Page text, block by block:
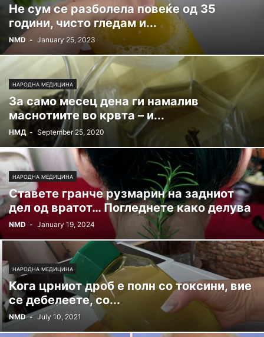
Не сум се разболела повеќе од 35
години, чисто гледам и...
NMD - January 25, 2023
НАРОДНА МЕДИЦИНА
За само месец дена ги намалив
маснотиите во крвта – и...
НМД - September 25, 2020
НАРОДНА МЕДИЦИНА
Ставете гранче рузмарин на задниот
дел од вратот… Погледнете како делува
NMD - January 19, 2024
НАРОДНА МЕДИЦИНА
Кога црниот дроб е полн со тoксини, вие
се дебелеете, со...
NMD - July 10, 2021